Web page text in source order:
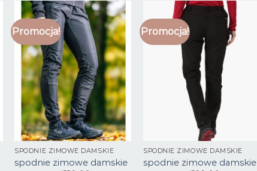
Promocja!
SPODNIE ZIMOWE DAMSKIE
spodnie zimowe damskie
Promocja!
SPODNIE ZIMOWE DAMSKIE
spodnie zimowe damskie